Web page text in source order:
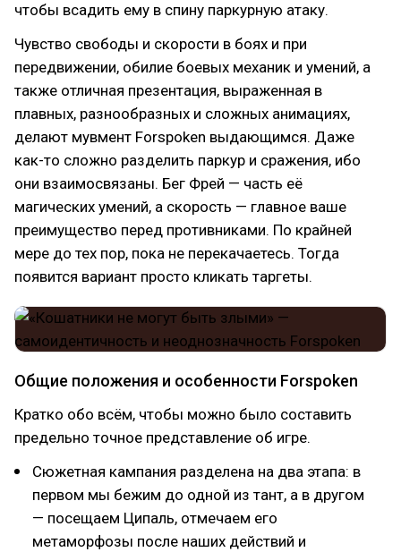
чтобы всадить ему в спину паркурную атаку.
Чувство свободы и скорости в боях и при
передвижении, обилие боевых механик и умений, а
также отличная презентация, выраженная в
плавных, разнообразных и сложных анимациях,
делают мувмент Forspoken выдающимся. Даже
как-то сложно разделить паркур и сражения, ибо
они взаимосвязаны. Бег Фрей — часть её
магических умений, а скорость — главное ваше
преимущество перед противниками. По крайней
мере до тех пор, пока не перекачаетесь. Тогда
появится вариант просто кликать таргеты.
Общие положения и особенности Forspoken
Кратко обо всём, чтобы можно было составить
предельно точное представление об игре.
Сюжетная кампания разделена на два этапа: в
первом мы бежим до одной из тант, а в другом
— посещаем Ципаль, отмечаем его
метаморфозы после наших действий и